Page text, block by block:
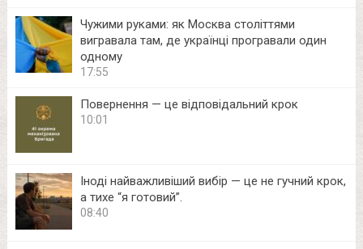
Чужими руками: як Москва століттями
вигравала там, де українці програвали один
одному
17:55
Повернення — це відповідальний крок
10:01
Іноді найважливіший вибір — це не гучний крок,
а тихе “я готовий”.
08:40